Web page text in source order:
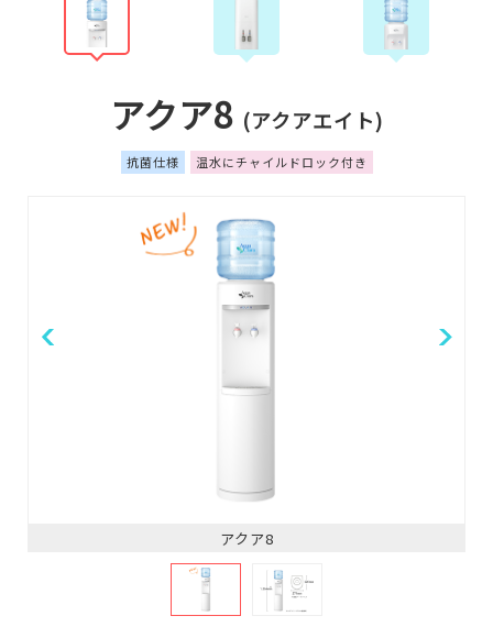
アクア8 (アクアエイト)
抗菌仕様 温水にチャイルドロック付き
アクア8